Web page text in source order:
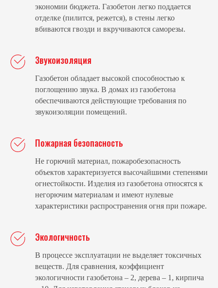
экономии бюджета. Газобетон легко поддается
отделке (пилится, режется), в стены легко
вбиваются гвозди и вкручиваются саморезы.
Звукоизоляция
Газобетон обладает высокой способностью к
поглощению звука. В домах из газобетона
обеспечиваются действующие требования по
звукоизоляции помещений.
Пожарная безопасность
Не горючий материал, пожаробезопасность
объектов характеризуется высочайшими степенями
огнестойкости. Изделия из газобетона относятся к
негорючим материалам и имеют нулевые
характеристики распространения огня при пожаре.
Экологичность
В процессе эксплуатации не выделяет токсичных
веществ. Для сравнения, коэффициент
экологичности газобетона – 2, дерева – 1, кирпича